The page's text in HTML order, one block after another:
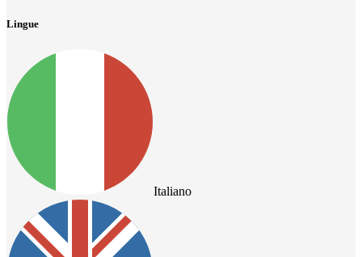
Lingue
Italiano